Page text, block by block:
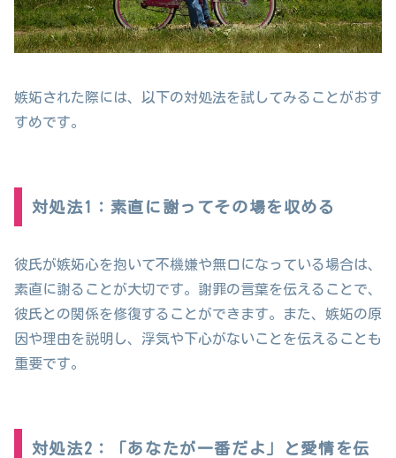
嫉妬された際には、以下の対処法を試してみることがおす
すめです。
対処法1：素直に謝ってその場を収める
彼氏が嫉妬心を抱いて不機嫌や無口になっている場合は、
素直に謝ることが大切です。謝罪の言葉を伝えることで、
彼氏との関係を修復することができます。また、嫉妬の原
因や理由を説明し、浮気や下心がないことを伝えることも
重要です。
対処法2：「あなたが一番だよ」と愛情を伝